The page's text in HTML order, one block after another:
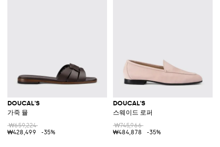
DOUCAL'S
가죽 뮬
₩659,224
₩428,499
-35%
DOUCAL'S
스웨이드 로퍼
₩745,966
₩484,878
-35%